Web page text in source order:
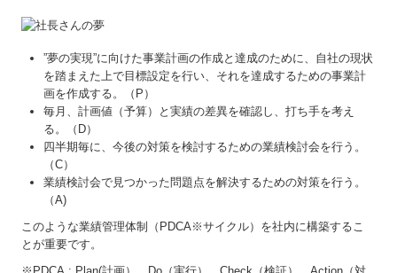
税理士試験
行政書士
相続税対策
金融機関対策
セミナー案内
設立記念トークショー
”夢の実現”に向けた事業計画の作成と達成のために、自社の現状
を踏まえた上で目標設定を行い、それを達成するための事業計
画を作成する。（P）
毎月、計画値（予算）と実績の差異を確認し、打ち手を考え
る。（D）
四半期毎に、今後の対策を検討するための業績検討会を行う。
（C）
業績検討会で見つかった問題点を解決するための対策を行う。
（A)
このような業績管理体制（PDCA※サイクル）を社内に構築するこ
とが重要です。